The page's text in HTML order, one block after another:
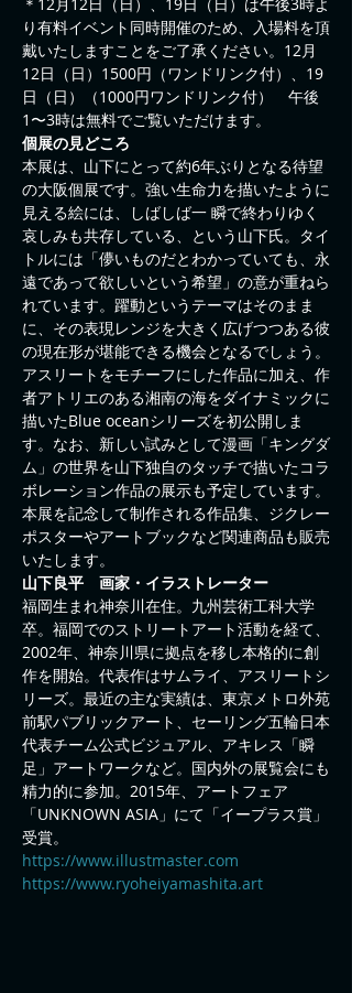
り有料イベント同時開催のため、入場料を頂
戴いたしますことをご了承ください。12月
12日（日）1500円（ワンドリンク付）、19
日（日）（1000円ワンドリンク付）　午後
1〜3時は無料でご覧いただけます。
個展の見どころ
本展は、山下にとって約6年ぶりとなる待望
の大阪個展です。強い生命力を描いたように
見える絵には、しばしば一 瞬で終わりゆく
哀しみも共存している、という山下氏。タイ
トルには「儚いものだとわかっていても、永
遠であって欲しいという希望」の意が重ねら
れています。躍動というテーマはそのまま
に、その表現レンジを大きく広げつつある彼
の現在形が堪能できる機会となるでしょう。
アスリートをモチーフにした作品に加え、作
者アトリエのある湘南の海をダイナミックに
描いたBlue oceanシリーズを初公開しま
す。なお、新しい試みとして漫画「キングダ
ム」の世界を山下独自のタッチで描いたコラ
ボレーション作品の展示も予定しています。
本展を記念して制作される作品集、ジクレー
ポスターやアートブックなど関連商品も販売
いたします。
山下良平　画家・イラストレーター
福岡生まれ神奈川在住。九州芸術工科大学
卒。福岡でのストリートアート活動を経て、
2002年、神奈川県に拠点を移し本格的に創
作を開始。代表作はサムライ、アスリートシ
リーズ。最近の主な実績は、東京メトロ外苑
前駅パブリックアート、セーリング五輪日本
代表チーム公式ビジュアル、アキレス「瞬
足」アートワークなど。国内外の展覧会にも
精力的に参加。2015年、アートフェア
「UNKNOWN ASIA」にて「イープラス賞」
受賞。
https://www.illustmaster.com
https://www.ryoheiyamashita.art